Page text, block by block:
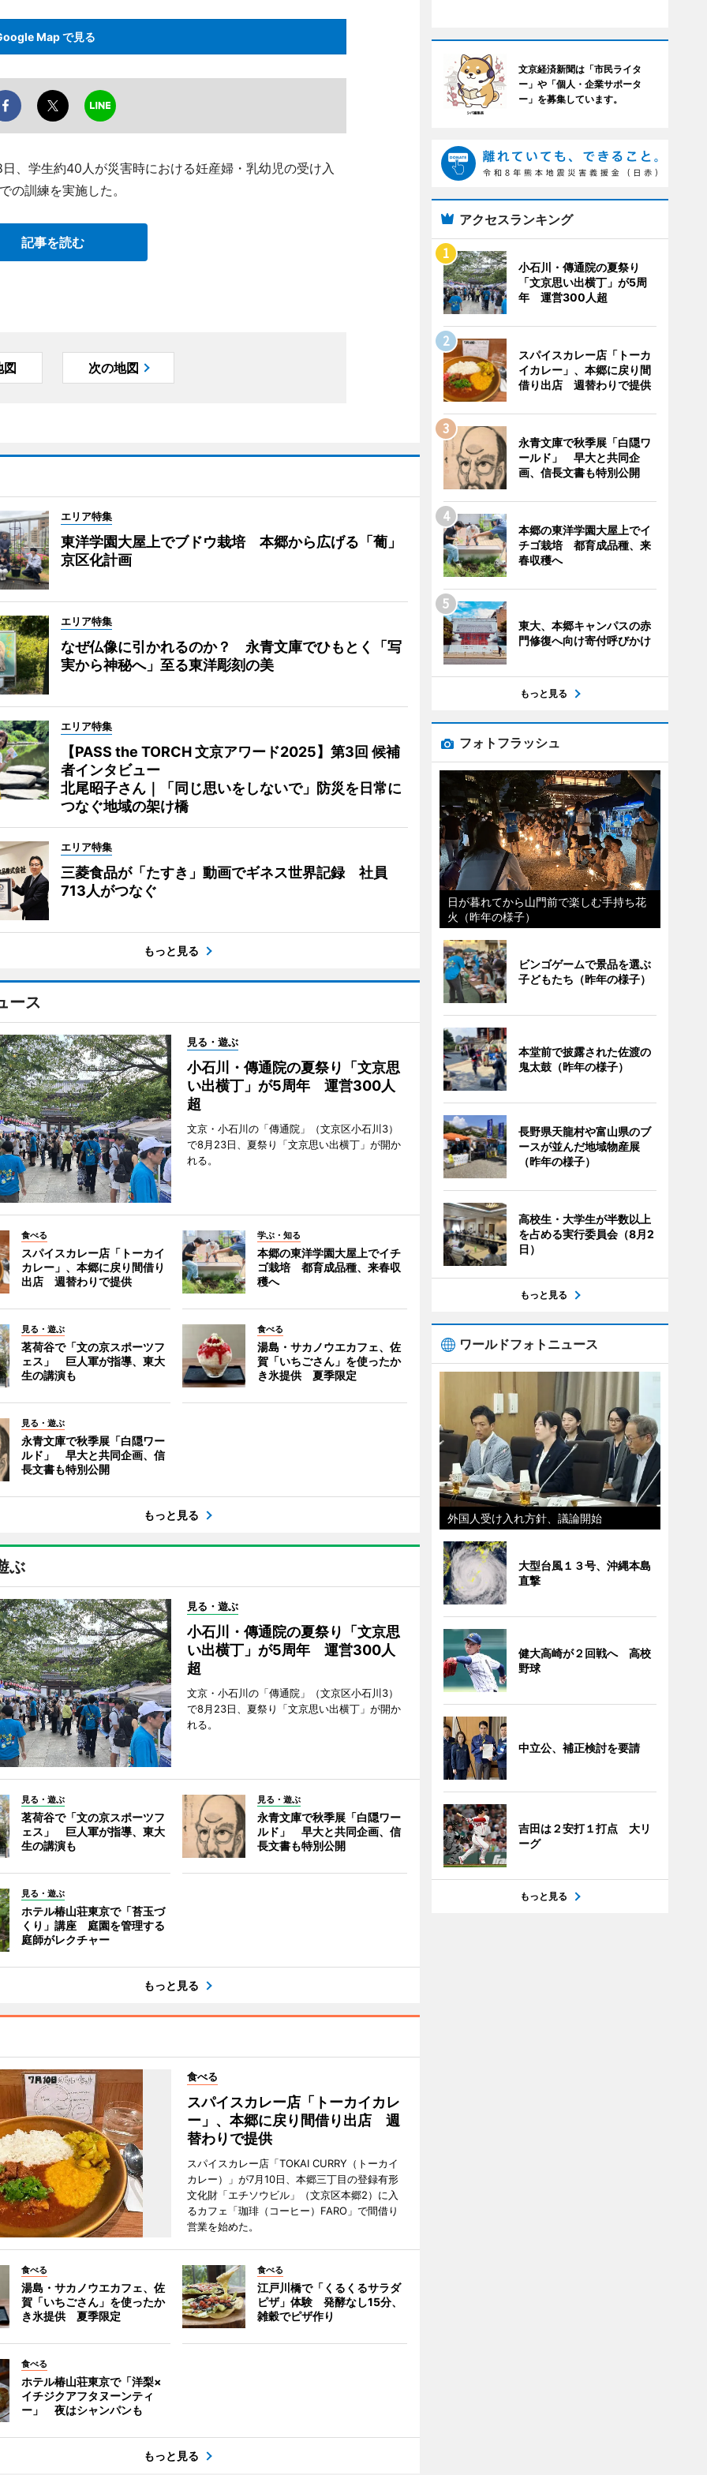
Map で見る
、学生約40人が災害時における妊産婦・乳幼児の受け入
の訓練を実施した。
記事を読む
図 次の地図
エリア特集
東洋学園大屋上でブドウ栽培 本郷から広げる「葡」
京区化計画
エリア特集
なぜ仏像に引かれるのか？ 永青文庫でひもとく「写
実から神秘へ」至る東洋彫刻の美
エリア特集
【PASS the TORCH 文京アワード2025】第3回 候補
者インタビュー
北尾昭子さん｜「同じ思いをしないで」防災を日常に
つなぐ地域の架け橋
エリア特集
三菱食品が「たすき」動画でギネス世界記録 社員
713人がつなぐ
もっと見る
ース
見る・遊ぶ
小石川・傳通院の夏祭り「文京思
い出横丁」が5周年 運営300人
超
文京・小石川の「傳通院」（文京区小石川3）
で8月23日、夏祭り「文京思い出横丁」が開か
れる。
食べる
スパイスカレー店「トーカイ
カレー」、本郷に戻り間借り
出店 週替わりで提供
学ぶ・知る
本郷の東洋学園大屋上でイチ
ゴ栽培 都育成品種、来春収
穫へ
見る・遊ぶ
茗荷谷で「文の京スポーツフ
ェス」 巨人軍が指導、東大
生の講演も
食べる
湯島・サカノウエカフェ、佐
賀「いちごさん」を使ったか
き氷提供 夏季限定
見る・遊ぶ
永青文庫で秋季展「白隠ワー
ルド」 早大と共同企画、信
長文書も特別公開
もっと見る
ぶ
見る・遊ぶ
小石川・傳通院の夏祭り「文京思
い出横丁」が5周年 運営300人
超
文京・小石川の「傳通院」（文京区小石川3）
で8月23日、夏祭り「文京思い出横丁」が開か
れる。
見る・遊ぶ
茗荷谷で「文の京スポーツフ
ェス」 巨人軍が指導、東大
生の講演も
見る・遊ぶ
永青文庫で秋季展「白隠ワー
ルド」 早大と共同企画、信
長文書も特別公開
見る・遊ぶ
ホテル椿山荘東京で「苔玉づ
くり」講座 庭園を管理する
庭師がレクチャー
もっと見る
食べる
スパイスカレー店「トーカイカレ
ー」、本郷に戻り間借り出店 週
替わりで提供
スパイスカレー店「TOKAI CURRY（トーカイ
カレー）」が7月10日、本郷三丁目の登録有形
文化財「エチソウビル」（文京区本郷2）に入
るカフェ「珈琲（コーヒー）FARO」で間借り
営業を始めた。
食べる
湯島・サカノウエカフェ、佐
賀「いちごさん」を使ったか
き氷提供 夏季限定
食べる
江戸川橋で「くるくるサラダ
ピザ」体験 発酵なし15分、
雑穀でピザ作り
食べる
ホテル椿山荘東京で「洋梨×
イチジクアフタヌーンティ
ー」 夜はシャンパンも
もっと見る
文京経済新聞は「市民ライタ
ー」や「個人・企業サポータ
ー」を募集しています。
アクセスランキング
小石川・傳通院の夏祭り
「文京思い出横丁」が5周
年 運営300人超
スパイスカレー店「トーカ
イカレー」、本郷に戻り間
借り出店 週替わりで提供
永青文庫で秋季展「白隠ワ
ールド」 早大と共同企
画、信長文書も特別公開
本郷の東洋学園大屋上でイ
チゴ栽培 都育成品種、来
春収穫へ
東大、本郷キャンパスの赤
門修復へ向け寄付呼びかけ
もっと見る
フォトフラッシュ
日が暮れてから山門前で楽しむ手持ち花
火（昨年の様子）
ビンゴゲームで景品を選ぶ
子どもたち（昨年の様子）
本堂前で披露された佐渡の
鬼太鼓（昨年の様子）
長野県天龍村や富山県のブ
ースが並んだ地域物産展
（昨年の様子）
高校生・大学生が半数以上
を占める実行委員会（8月2
日）
もっと見る
ワールドフォトニュース
外国人受け入れ方針、議論開始
大型台風１３号、沖縄本島
直撃
健大高崎が２回戦へ 高校
野球
中立公、補正検討を要請
吉田は２安打１打点 大リ
ーグ
もっと見る